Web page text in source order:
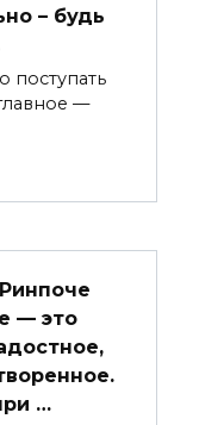
– будь
поступать
—
— это
…